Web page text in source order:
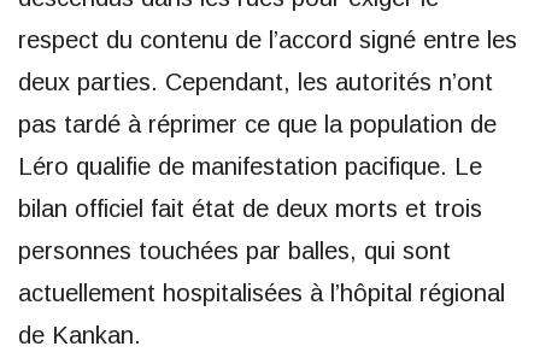
respect du contenu de l’accord signé entre les
deux parties. Cependant, les autorités n’ont
pas tardé à réprimer ce que la population de
Léro qualifie de manifestation pacifique. Le
bilan officiel fait état de deux morts et trois
personnes touchées par balles, qui sont
actuellement hospitalisées à l’hôpital régional
de Kankan.